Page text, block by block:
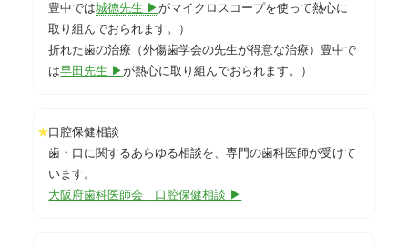
豊中では城徳先生 ▶がマイクロスコープを使って熱心に
取り組んでおられます。）
折れた歯の治療（外傷歯学会の先生が得意な治療）豊中で
は早田先生 ▶が熱心に取り組んでおられます。）
★口腔保健相談
歯・口に関するあらゆる相談を、専門の歯科医師が受けて
います。
大阪府歯科医師会 口腔保健相談 ▶